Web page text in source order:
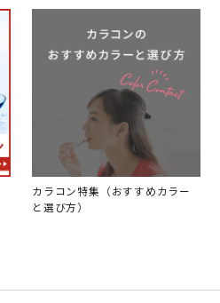
カラコン特集（おすすめカラー
と選び方）